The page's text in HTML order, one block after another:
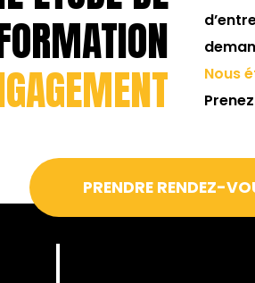
Nous
PRENDRE RENDEZ-